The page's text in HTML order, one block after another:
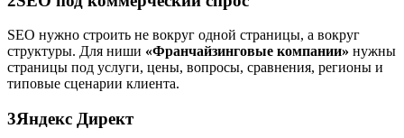
SEO нужно строить не вокруг одной страницы, а вокруг
структуры. Для ниши «Франчайзинговые компании» нужны
страницы под услуги, цены, вопросы, сравнения, регионы и
типовые сценарии клиента.
3Яндекс Директ